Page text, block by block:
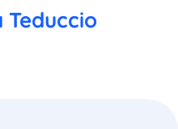
Teduccio